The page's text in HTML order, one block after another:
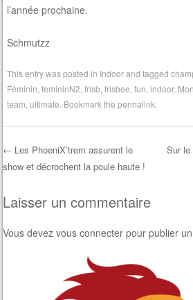
l’année prochaine.
Schmutzz
This entry was posted in Indoorand tagged
Féminin ,femininN2 ,frisb ,frisbee ,fun ,indoor,
team ,ultimate . Bookmark thepermalink
Post navigation
← Les PhoeniX’trem assurent le
show et décrochent la poule haute !
Sur le
Laisser un commentaire
Vous devezvous connecter pour publier